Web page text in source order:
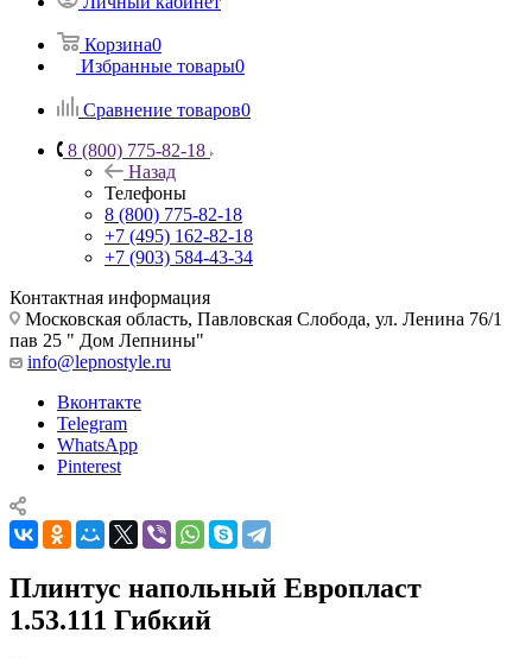
Корзина0
Избранные товары0
Сравнение товаров0
8 (800) 775-82-18
Назад
Телефоны
8 (800) 775-82-18
+7 (495) 162-82-18
+7 (903) 584-43-34
Контактная информация
Московская область, Павловская Слобода, ул. Ленина 76/1
пав 25 " Дом Лепнины"
info@lepnostyle.ru
Вконтакте
Telegram
WhatsApp
Pinterest
Плинтус напольный Европласт
1.53.111 Гибкий